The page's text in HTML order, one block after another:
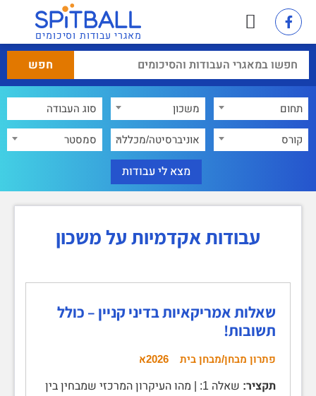
מאגרי עבודות וסיכומים
תחום משכון
קורס אוניברסיטה/מכללה סמסטר
עבודות אקדמיות על משכון
שאלות אמריקאיות בדיני קניין – כולל
תשובות!
פתרון מבחן/מבחן בית 2026א
תקציר:
שאלה 1: | מהו העיקרון המרכזי שמבחין בין